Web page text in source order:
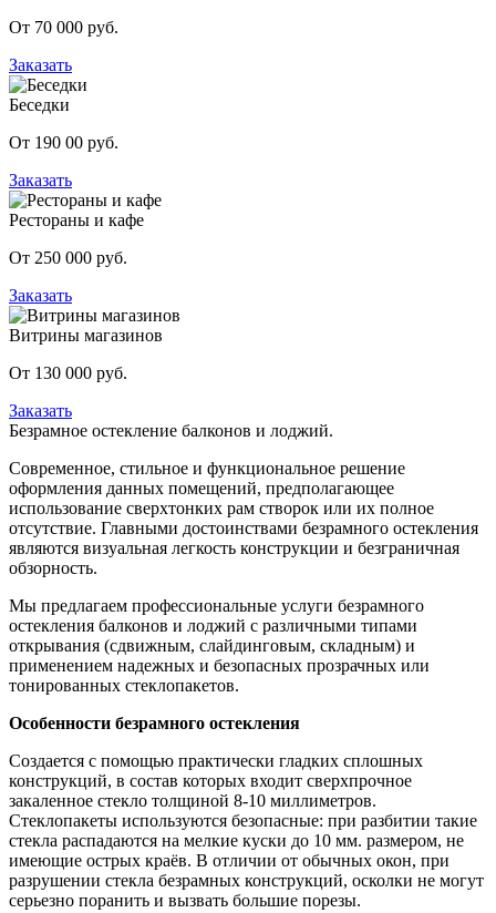
От 70 000 руб.
Заказать
Беседки
От 190 00 руб.
Заказать
Рестораны и кафе
От 250 000 руб.
Заказать
Витрины магазинов
От 130 000 руб.
Заказать
Безрамное остекление балконов и лоджий.
Современное, стильное и функциональное решение
оформления данных помещений, предполагающее
использование сверхтонких рам створок или их полное
отсутствие. Главными достоинствами безрамного остекления
являются визуальная легкость конструкции и безграничная
обзорность.
Мы предлагаем профессиональные услуги безрамного
остекления балконов и лоджий с различными типами
открывания (сдвижным, слайдинговым, складным) и
применением надежных и безопасных прозрачных или
тонированных стеклопакетов.
Особенности безрамного остекления
Создается с помощью практически гладких сплошных
конструкций, в состав которых входит сверхпрочное
закаленное стекло толщиной 8-10 миллиметров.
Стеклопакеты используются безопасные: при разбитии такие
стекла распадаются на мелкие куски до 10 мм. размером, не
имеющие острых краёв. В отличии от обычных окон, при
разрушении стекла безрамных конструкций, осколки не могут
серьезно поранить и вызвать большие порезы.